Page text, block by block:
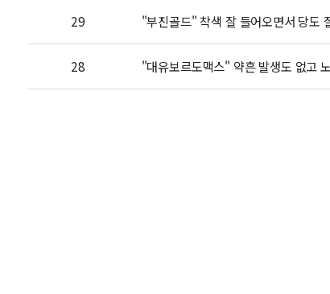
29 "부진골드" 착색 잘 들어오면서 당도
28 "대유보르도맥스" 약흔 발생도 없고